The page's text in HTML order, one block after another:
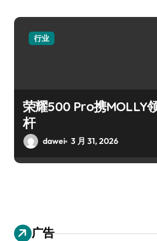
行业
荣耀500 Pro携MOLLY
杆
dawei 3 月 31, 2026
广告